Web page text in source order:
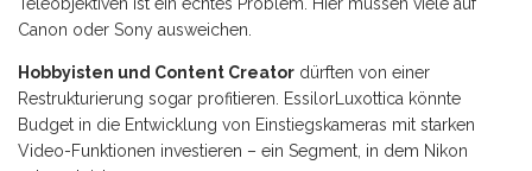
Canon oder Sony ausweichen.
Hobbyisten und Content Creator dürften von einer
Restrukturierung sogar profitieren. EssilorLuxottica könnte
Budget in die Entwicklung von Einstiegskameras mit starken
Video-Funktionen investieren – ein Segment, in dem Nikon